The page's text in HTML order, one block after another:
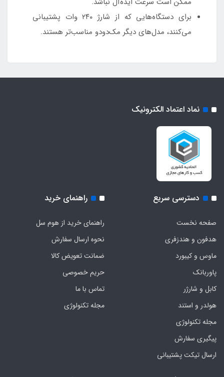
برای دستگاه‌هایی که از شارژ ۲۴۰ وات پشتیبانی
می‌کنند، مدل‌های دیگر مک‌دودو مناسب‌تر هستند.
نماد اعتماد الکترونیک
دسترسی سریع
صفحه نخست
هدفون‌ و‌ هندزفری
ماوس و کیبورد
پاوربانک
کابل و شارژر
هولدر و استند
مجله تکنولوژی
پیگیری سفارش
ارسال تیکت پشتیبانی
راهنمای خرید
راهنمای خرید از هوم سل
نحوه ارسال سفارش
ضمانت تعویض کالا
حریم خصوصی
تماس با ما
مجله تکنولوژی